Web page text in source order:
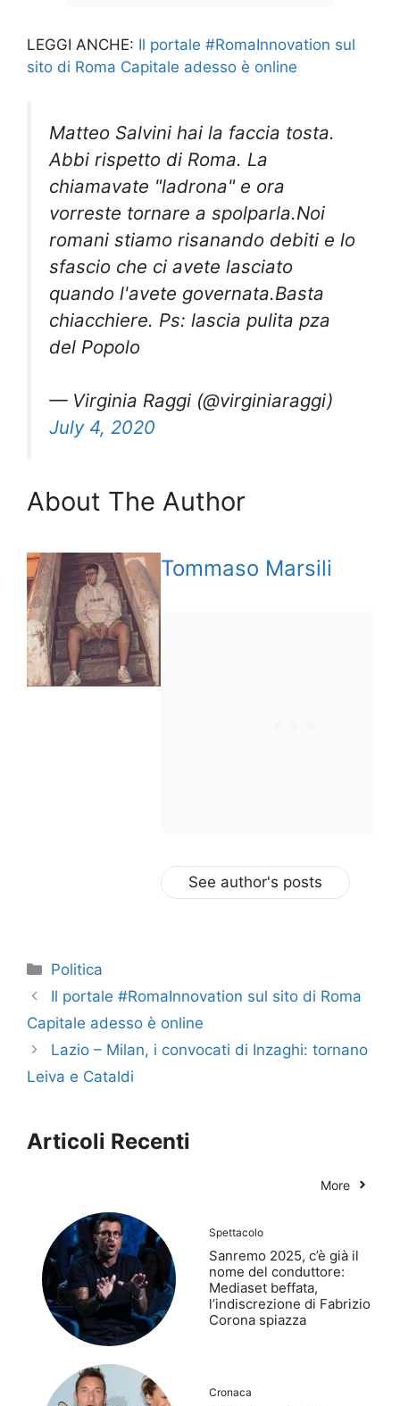
LEGGI ANCHE: Il portale #RomaInnovation sul
sito di Roma Capitale adesso è online
Matteo Salvini hai la faccia tosta.
Abbi rispetto di Roma. La
chiamavate "ladrona" e ora
vorreste tornare a spolparla.Noi
romani stiamo risanando debiti e lo
sfascio che ci avete lasciato
quando l'avete governata.Basta
chiacchiere. Ps: lascia pulita pza
del Popolo
— Virginia Raggi (@virginiaraggi)
July 4, 2020
About The Author
Tommaso Marsili
See author's posts
Categorie
Politica
Il portale #RomaInnovation sul sito di Roma
Capitale adesso è online
Lazio – Milan, i convocati di Inzaghi: tornano
Leiva e Cataldi
Articoli Recenti
More
Spettacolo
Sanremo 2025, c’è già il
nome del conduttore:
Mediaset beffata,
l’indiscrezione di Fabrizio
Corona spiazza
Cronaca